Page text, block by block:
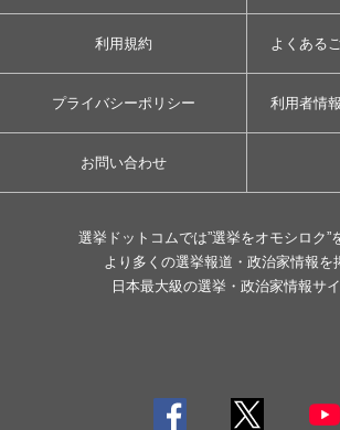
利用規約 よくある
プライバシーポリシー 利用者情
お問い合わせ
選挙ドットコムでは”選挙をオモシロク”
より多くの選挙報道・政治家情報を
日本最大級の選挙・政治家情報サ